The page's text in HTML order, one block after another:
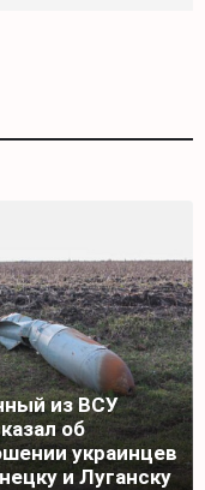
из ВСУ
об
украинцев
и Луганску